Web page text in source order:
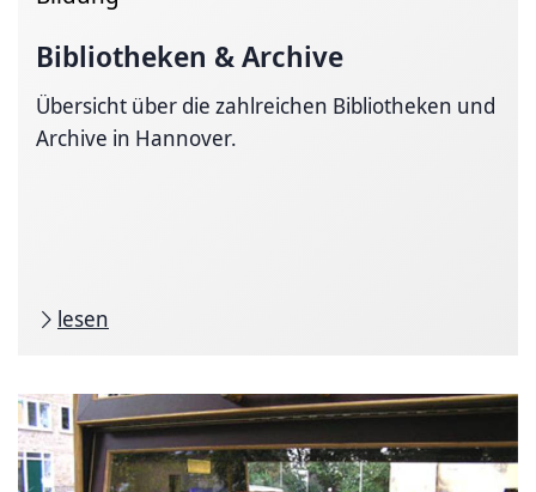
Bibliotheken & Archive
Übersicht über die zahlreichen Bibliotheken und
Archive in Hannover.
lesen